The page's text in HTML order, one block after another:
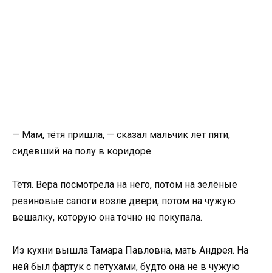
— Мам, тётя пришла, — сказал мальчик лет пяти,
сидевший на полу в коридоре.
Тётя. Вера посмотрела на него, потом на зелёные
резиновые сапоги возле двери, потом на чужую
вешалку, которую она точно не покупала.
Из кухни вышла Тамара Павловна, мать Андрея. На
ней был фартук с петухами, будто она не в чужую